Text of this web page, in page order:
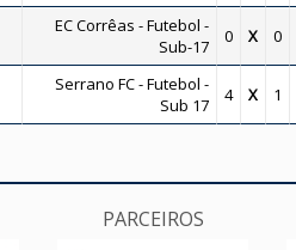
EC Corrêas - Futebol -
Sub-17
0 X 0
Serrano FC - Futebol -
Sub 17
4 X 1
PARCEIROS